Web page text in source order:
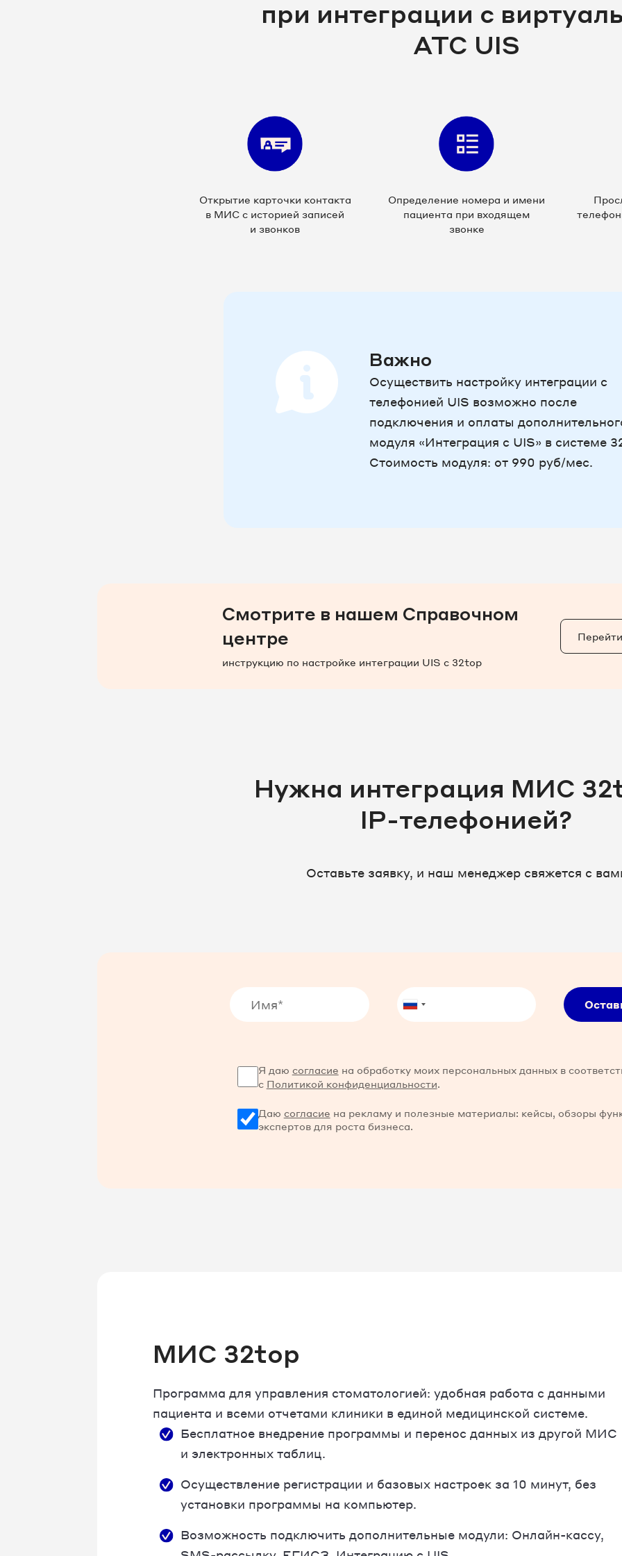
при интеграции с
АТС UIS
Открытие карточки контакта
в МИС с историей записей
и звонков
Определение номера и имени
пациента при входящем
звонке
Важно
Осуществить настройку интеграции с
телефонией UIS возможно после
подключения и оплаты
модуля «Интеграция с UIS» в системе
Стоимость модуля: от 990 руб/мес.
Смотрите в нашем Справочном
центре
инструкцию по настройке интеграции UIS c 32top
Нужна интеграция МИС
IP-телефонией?
Оставьте заявку, и наш менеджер свяжется с
Я даю согласие на обработку моих персональных данных в
с Политикой конфиденциальности.
Даю согласие на рекламу и полезные материалы: кейсы, обзоры
экспертов для роста бизнеса.
МИС 32top
Программа для управления стоматологией: удобная работа с данными
пациента и всеми отчетами клиники в единой медицинской системе.
Бесплатное внедрение программы и перенос данных из другой МИС
и электронных таблиц.
Осуществление регистрации и базовых настроек за 10 минут, без
установки программы на компьютер.
Возможность подключить дополнительные модули: Онлайн-кассу,